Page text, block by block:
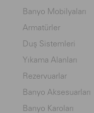
Banyo Mobilyaları
Armatürler
Duş Sistemleri
Yıkama Alanları
Rezervuarlar
Banyo Aksesuarları
Banyo Karoları